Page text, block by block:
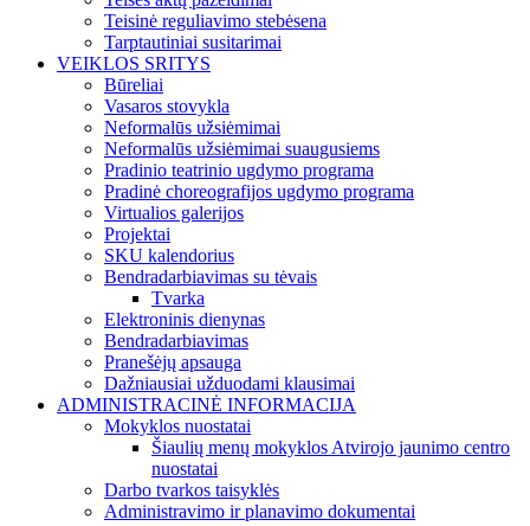
Teisinė reguliavimo stebėsena
Tarptautiniai susitarimai
VEIKLOS SRITYS
Būreliai
Vasaros stovykla
Neformalūs užsiėmimai
Neformalūs užsiėmimai suaugusiems
Pradinio teatrinio ugdymo programa
Pradinė choreografijos ugdymo programa
Virtualios galerijos
Projektai
SKU kalendorius
Bendradarbiavimas su tėvais
Tvarka
Elektroninis dienynas
Bendradarbiavimas
Pranešėjų apsauga
Dažniausiai užduodami klausimai
ADMINISTRACINĖ INFORMACIJA
Mokyklos nuostatai
Šiaulių menų mokyklos Atvirojo jaunimo centro
nuostatai
Darbo tvarkos taisyklės
Administravimo ir planavimo dokumentai